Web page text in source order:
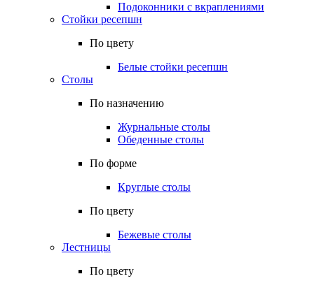
Подоконники с вкраплениями
Стойки ресепшн
По цвету
Белые стойки ресепшн
Столы
По назначению
Журнальные столы
Обеденные столы
По форме
Круглые столы
По цвету
Бежевые столы
Лестницы
По цвету